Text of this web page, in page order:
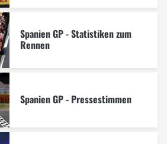
Spanien GP - Statistiken zum
Rennen
Spanien GP - Pressestimmen